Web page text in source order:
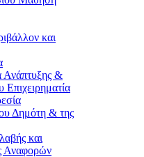
και
Ανάπτυξης &
Επιχειρηματία
Δημότη & της
και
Αναφορών